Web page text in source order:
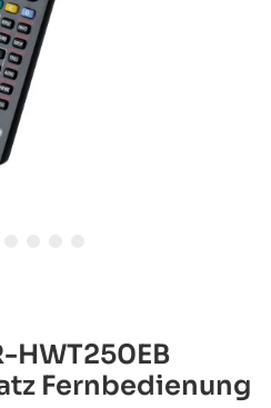
HWT250EB
Fernbedienung